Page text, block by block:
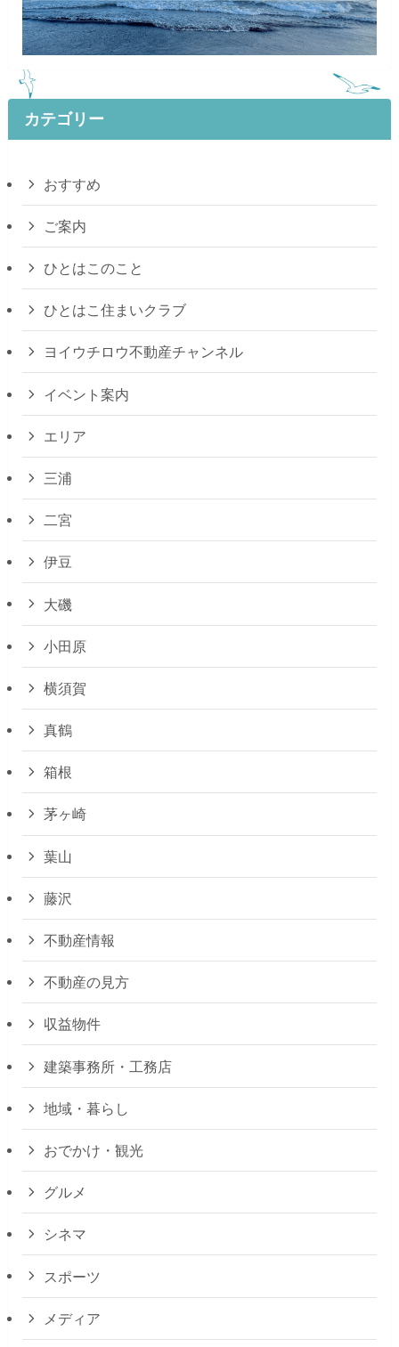
カテゴリー
おすすめ
ご案内
ひとはこのこと
ひとはこ住まいクラブ
ヨイウチロウ不動産チャンネル
イベント案内
エリア
三浦
二宮
伊豆
大磯
小田原
横須賀
真鶴
箱根
茅ヶ崎
葉山
藤沢
不動産情報
不動産の見方
収益物件
建築事務所・工務店
地域・暮らし
おでかけ・観光
グルメ
シネマ
スポーツ
メディア